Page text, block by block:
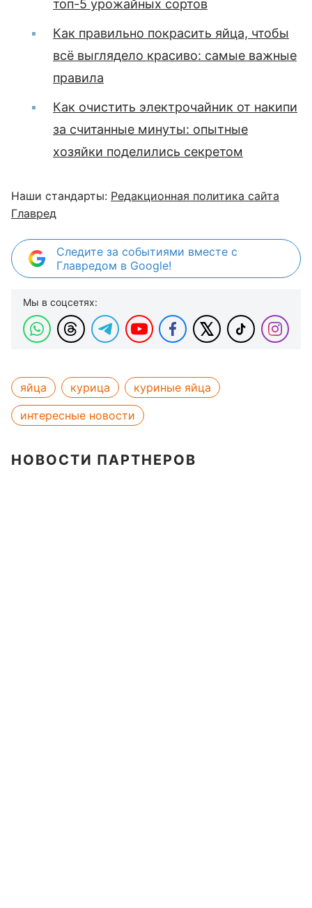
топ-5 урожайных сортов
Как правильно покрасить яйца, чтобы
всё выглядело красиво: самые важные
правила
Как очистить электрочайник от накипи
за считанные минуты: опытные
хозяйки поделились секретом
Наши стандарты: Редакционная политика сайта
Главред
Следите за событиями вместе с
Главредом в Google!
Мы в соцсетях:
яйца курица
куриные яйца
интересные новости
НОВОСТИ ПАРТНЕРОВ